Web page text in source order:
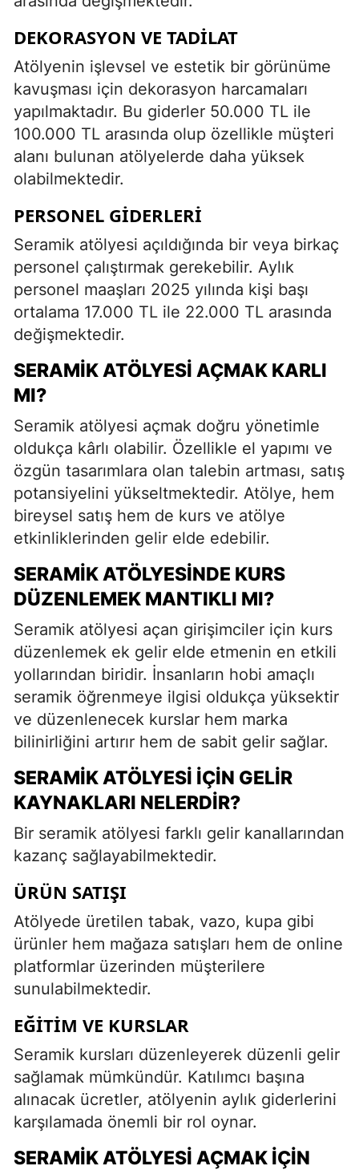
DEKORASYON VE TADILAT
Atölyenin işlevsel ve estetik bir görünüme
kavuşması için dekorasyon harcamaları
yapılmaktadır. Bu giderler 50.000 TL ile
100.000 TL arasında olup özellikle müşteri
alanı bulunan atölyelerde daha yüksek
olabilmektedir.
PERSONEL GIDERLERI
Seramik atölyesi açıldığında bir veya birkaç
personel çalıştırmak gerekebilir. Aylık
personel maaşları 2025 yılında kişi başı
ortalama 17.000 TL ile 22.000 TL arasında
değişmektedir.
SERAMIK ATÖLYESI AÇMAK KARLI
MI?
Seramik atölyesi açmak doğru yönetimle
oldukça kârlı olabilir. Özellikle el yapımı ve
özgün tasarımlara olan talebin artması, satış
potansiyelini yükseltmektedir. Atölye, hem
bireysel satış hem de kurs ve atölye
etkinliklerinden gelir elde edebilir.
SERAMIK ATÖLYESINDE KURS
DÜZENLEMEK MANTIKLI MI?
Seramik atölyesi açan girişimciler için kurs
düzenlemek ek gelir elde etmenin en etkili
yollarından biridir. İnsanların hobi amaçlı
seramik öğrenmeye ilgisi oldukça yüksektir
ve düzenlenecek kurslar hem marka
bilinirliğini artırır hem de sabit gelir sağlar.
SERAMIK ATÖLYESI İÇIN GELIR
KAYNAKLARI NELERDIR?
Bir seramik atölyesi farklı gelir kanallarından
kazanç sağlayabilmektedir.
ÜRÜN SATIŞI
Atölyede üretilen tabak, vazo, kupa gibi
ürünler hem mağaza satışları hem de online
platformlar üzerinden müşterilere
sunulabilmektedir.
EĞITIM VE KURSLAR
Seramik kursları düzenleyerek düzenli gelir
sağlamak mümkündür. Katılımcı başına
alınacak ücretler, atölyenin aylık giderlerini
karşılamada önemli bir rol oynar.
SERAMIK ATÖLYESI AÇMAK İÇIN